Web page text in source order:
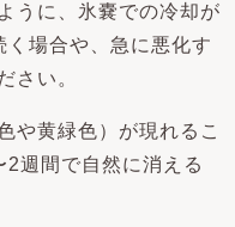
うに、氷嚢での冷却が
場合や、急に悪化す
さい。
や黄緑色）が現れるこ
2週間で自然に消える